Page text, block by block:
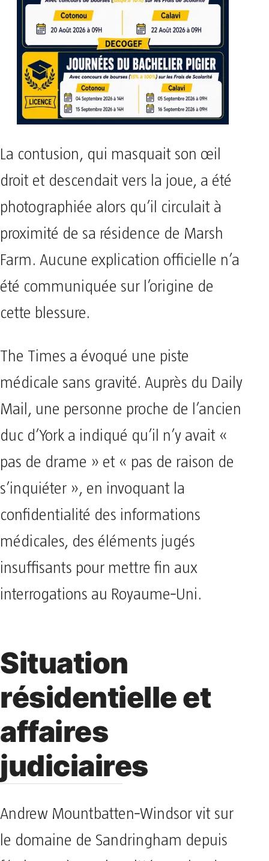
La contusion, qui masquait son œil
droit et descendait vers la joue, a été
photographiée alors qu’il circulait à
proximité de sa résidence de Marsh
Farm. Aucune explication officielle n’a
été communiquée sur l’origine de
cette blessure.
The Times a évoqué une piste
médicale sans gravité. Auprès du Daily
Mail, une personne proche de l’ancien
duc d’York a indiqué qu’il n’y avait «
pas de drame » et « pas de raison de
s’inquiéter », en invoquant la
confidentialité des informations
médicales, des éléments jugés
insuffisants pour mettre fin aux
interrogations au Royaume‑Uni.
Situation
résidentielle et
affaires
judiciaires
Andrew Mountbatten‑Windsor vit sur
le domaine de Sandringham depuis